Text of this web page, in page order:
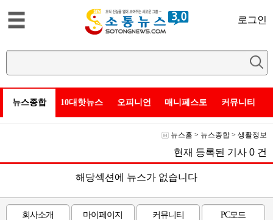
로그인
뉴스종합 10대핫뉴스 오피니언 매니페스토 커뮤니티
뉴스홈 > 뉴스종합 > 생활정보
현재 등록된 기사 0 건
해당섹션에 뉴스가 없습니다
회사소개 마이페이지 커뮤니티 PC모드